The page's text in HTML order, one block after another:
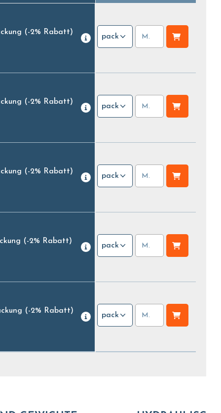
(-2% Rabatt)
pack
(-2% Rabatt)
pack
(-2% Rabatt)
pack
(-2% Rabatt)
pack
(-2% Rabatt)
pack